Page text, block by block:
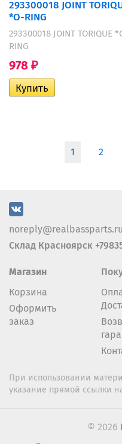
293300018 JOINT
*O-RING
293300018 JOINT TORIQUE
RING
978 ₽
1 2
noreply@realbassparts.ru
Склад Красноярск
Магазин
Корзина
Оформить
заказ
При использовании
указание прямой ссылки
© 2026